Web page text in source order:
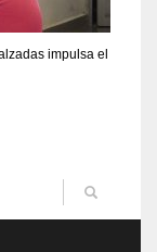
impulsa el